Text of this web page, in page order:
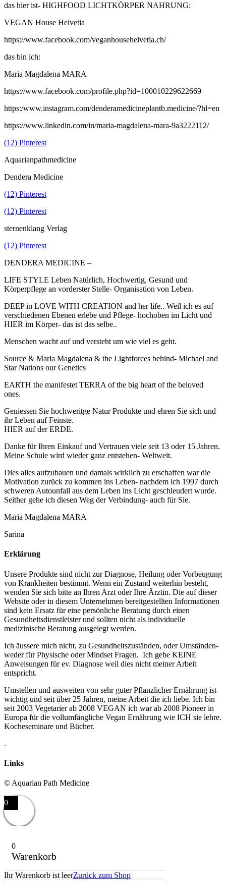
das hier ist- HIGHFOOD LICHTKÖRPER NAHRUNG:
VEGAN House Helvetia
https://www.facebook.com/veganhousehelvetia.ch/
das bin ich:
Maria Magdalena MARA
https://www.facebook.com/profile.php?id=100010229622669
https:/www.instagram.com/denderamedicineplantb.medicine/?hl=en
https://www.linkedin.com/in/maria-magdalena-mara-9a3222112/
(12) Pinterest
Aquarianpathmedicine
Dendera Medicine
(12) Pinterest
(12) Pinterest
sternenklang Verlag
(12) Pinterest
DENDERA MEDICINE –
LIFE STYLE Leben Natürlich, Hochwertig, Gesund und
Körperpflege an vorderster Stelle- Organisation von Leben.
DEEP in LOVE WITH CREATION and her life.. Weil ich es auf
verschiedenen Ebenen erlebe und Pflege- hochoben im Licht und
HIER im Körper- das ist das selbe..
Menschen wacht auf und versteht um wie viel es geht.
Source & Maria Magdalena & the Lightforces behind- Michael and
Star Nations our Genetics
EARTH the manifestet TERRA of the big heart of the beloved
ones.
Geniessen Sie hochweritge Natur Produkte und ehren Sie sich und
ihr Leben auf Feinste.
HIER auf der ERDE.
Danke für Ihren Einkauf und Vertrauen viele seit 13 oder 15 Jahren.
Meine Schule wird wieder ganz entstehen- Weltweit.
Dies alles aufzubauen und damals wirklich zu erschaffen war die
Motivation zurück zu kommen ins Leben- nachdem ich 1997 durch
schweren Autounfall aus dem Leben ins Licht geschleudert wurde.
Seither gehe ich diesen Weg der Verbindung- auch für Sie.
Maria Magdalena MARA
Sarina
Erklärung
Unsere Produkte sind nicht zur Diagnose, Heilung oder Vorbeugung
von Krankheiten bestimmt. Wenn ein Zustand weiterhin besteht,
wenden Sie sich bitte an Ihren Arzt oder Ihre Ärztin. Die auf dieser
Website oder in diesem Unternehmen bereitgestellten Informationen
sind kein Ersatz für eine persönliche Beratung durch einen
Gesundheitsdienstleister und sollten nicht als individuelle
medizinische Beratung ausgelegt werden.
Ich äussere mich nicht, zu Gesundheitszuständen, oder Umständen-
weder für Physische oder Mindset Fragen. Ich gebe KEINE
Anweisungen für ev. Diagnose weil dies nicht meiner Arbeit
entspricht.
Umstellen und ausweiten von sehr guter Pflanzlicher Ernährung ist
wichtig und seit über 25 Jahren, meine Arbeit die ich liebe. Ich bin
seit 2003 Vegetarier ab 2008 VEGAN ich war ab 2008 Pioneer in
Europa für die vollumfängliche Vegan Ernährung wie ICH sie lehre.
Kocheseminare und Bücher.
.
Links
© Aquarian Path Medicine
0
0
Warenkorb
Ihr Warenkorb ist leerZurück zum Shop